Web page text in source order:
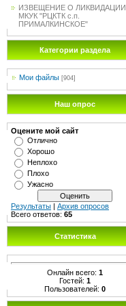
ИЗВЕЩЕНИЕ О ЛИКВИДАЦИИ
МКУК "РЦКТК с.п.
ПРИМАЛКИНСКОЕ"
Категории раздела
Мои файлы [904]
Наш опрос
Оцените мой сайт
Отлично
Хорошо
Неплохо
Плохо
Ужасно
Результаты | Архив опросов
Всего ответов: 65
Статистика
Онлайн всего: 1
Гостей: 1
Пользователей: 0